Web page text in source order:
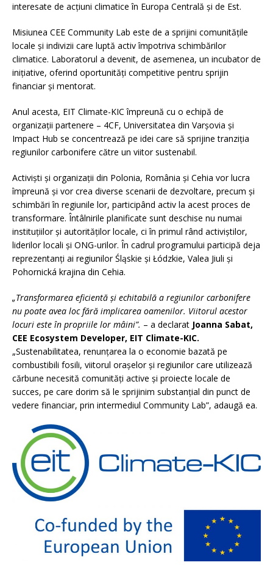
interesate de acțiuni climatice în Europa Centrală și de Est.
Misiunea CEE Community Lab este de a sprijini comunitățile
locale și indivizii care luptă activ împotriva schimbărilor
climatice. Laboratorul a devenit, de asemenea, un incubator de
inițiative, oferind oportunități competitive pentru sprijin
financiar și mentorat.
Anul acesta, EIT Climate-KIC împreună cu o echipă de
organizații partenere – 4CF, Universitatea din Varșovia și
Impact Hub se concentrează pe idei care să sprijine tranziția
regiunilor carbonifere către un viitor sustenabil.
Activiști și organizații din Polonia, România și Cehia vor lucra
împreună și vor crea diverse scenarii de dezvoltare, precum și
schimbări în regiunile lor, participând activ la acest proces de
transformare. Întâlnirile planificate sunt deschise nu numai
instituțiilor și autorităților locale, ci în primul rând activiștilor,
liderilor locali și ONG-urilor. În cadrul programului participă deja
reprezentanți ai regiunilor Śląskie și Łódzkie, Valea Jiuli și
Pohornická krajina din Cehia.
„Transformarea eficientă și echitabilă a regiunilor carbonifere
nu poate avea loc fără implicarea oamenilor. Viitorul acestor
locuri este în propriile lor mâini”. – a declarat Joanna Sabat,
CEE Ecosystem Developer, EIT Climate-KIC.
„Sustenabilitatea, renunțarea la o economie bazată pe
combustibili fosili, viitorul orașelor și regiunilor care utilizează
cărbune necesită comunități active și proiecte locale de
succes, pe care dorim să le sprijinim substanțial din punct de
vedere financiar, prin intermediul Community Lab”, adaugă ea.